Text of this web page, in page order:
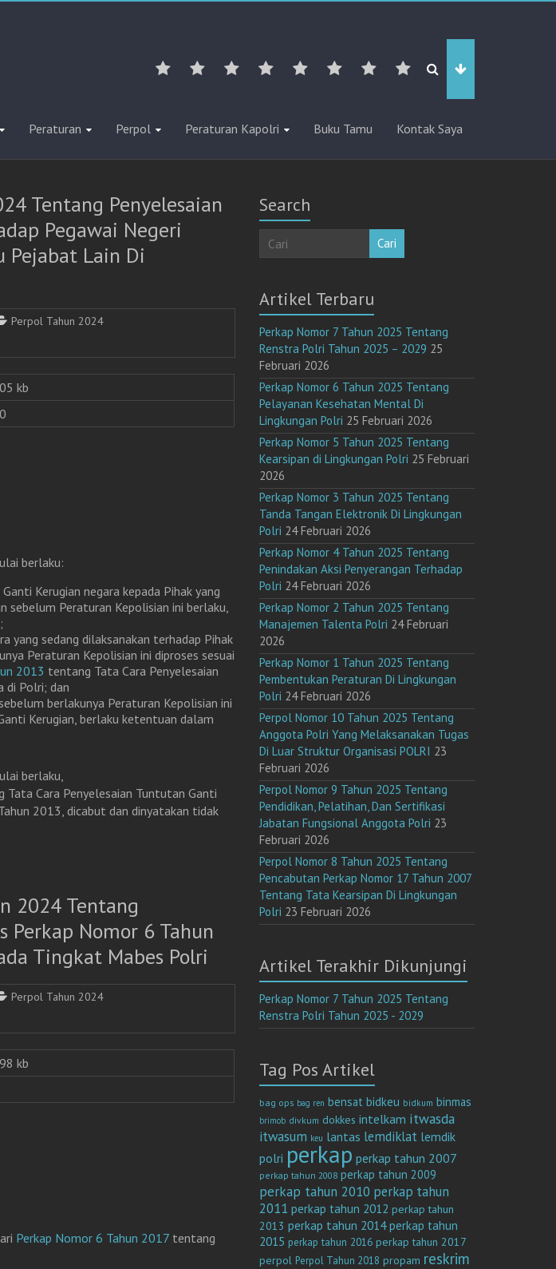
Peraturan Perpol Peraturan Kapolri Buku Tamu Kontak Saya
Tentang Penyelesaian
Pegawai Negeri
Pejabat Lain Di
Perpol Tahun 2024
kb
berlaku:
Kerugian negara kepada Pihak yang
sebelum Peraturan Kepolisian ini berlaku,
yang sedang dilaksanakan terhadap Pihak
Peraturan Kepolisian ini diproses sesuai
2013 tentang Tata Cara Penyelesaian
di Polri; dan
berlakunya Peraturan Kepolisian ini
Kerugian, berlaku ketentuan dalam
berlaku,
Tata Cara Penyelesaian Tuntutan Ganti
2013, dicabut dan dinyatakan tidak
2024 Tentang
Perkap Nomor 6 Tahun
Tingkat Mabes Polri
Perpol Tahun 2024
kb
Perkap Nomor 6 Tahun 2017 tentang
Search
Cari
Artikel Terbaru
Perkap Nomor 7 Tahun 2025 Tentang
Renstra Polri Tahun 2025 – 2029 25
Februari 2026
Perkap Nomor 6 Tahun 2025 Tentang
Pelayanan Kesehatan Mental Di
Lingkungan Polri 25 Februari 2026
Perkap Nomor 5 Tahun 2025 Tentang
Kearsipan di Lingkungan Polri 25 Februari
2026
Perkap Nomor 3 Tahun 2025 Tentang
Tanda Tangan Elektronik Di Lingkungan
Polri 24 Februari 2026
Perkap Nomor 4 Tahun 2025 Tentang
Penindakan Aksi Penyerangan Terhadap
Polri 24 Februari 2026
Perkap Nomor 2 Tahun 2025 Tentang
Manajemen Talenta Polri 24 Februari
2026
Perkap Nomor 1 Tahun 2025 Tentang
Pembentukan Peraturan Di Lingkungan
Polri 24 Februari 2026
Perpol Nomor 10 Tahun 2025 Tentang
Anggota Polri Yang Melaksanakan Tugas
Di Luar Struktur Organisasi POLRI 23
Februari 2026
Perpol Nomor 9 Tahun 2025 Tentang
Pendidikan, Pelatihan, Dan Sertifikasi
Jabatan Fungsional Anggota Polri 23
Februari 2026
Perpol Nomor 8 Tahun 2025 Tentang
Pencabutan Perkap Nomor 17 Tahun 2007
Tentang Tata Kearsipan Di Lingkungan
Polri 23 Februari 2026
Artikel Terakhir Dikunjungi
Perkap Nomor 7 Tahun 2025 Tentang
Renstra Polri Tahun 2025 - 2029
Tag Pos Artikel
bag ops bag ren bensat bidkeu bidkum binmas
brimob divkum dokkes intelkam itwasda
itwasum keu lantas lemdiklat lemdik
polri perkap perkap tahun 2007
perkap tahun 2008 perkap tahun 2009
perkap tahun 2010 perkap tahun
2011 perkap tahun 2012 perkap tahun
2013 perkap tahun 2014 perkap tahun
2015 perkap tahun 2016 perkap tahun 2017
perpol Perpol Tahun 2018 propam reskrim